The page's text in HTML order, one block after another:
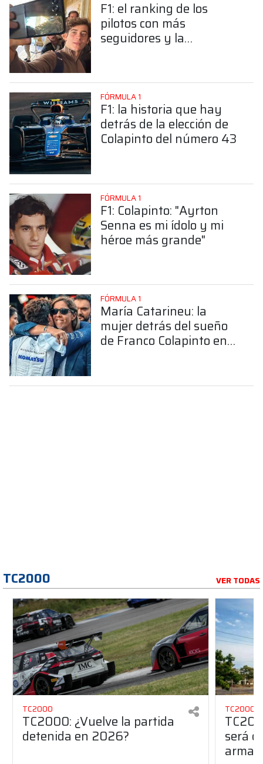
F1: el ranking de los
pilotos con más
seguidores y la
FÓRMULA 1
F1: la historia que hay
detrás de la elección de
Colapinto del número 43
FÓRMULA 1
F1: Colapinto: "Ayrton
Senna es mi ídolo y mi
héroe más grande"
FÓRMULA 1
María Catarineu: la
mujer detrás del sueño
de Franco Colapinto en
TC2000 VER TODAS
TC2000
TC2000: ¿Vuelve la partida
detenida en 2026?
TC2000
será